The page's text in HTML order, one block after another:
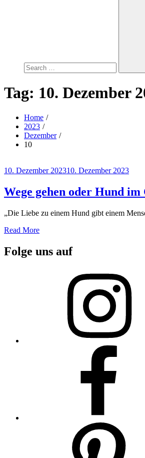
Tag: 10. Dezember
Home
2023
Dezember
10
Posted
10. Dezember 202310. Dezember 2023
Wege gehen oder Hund
„Die Liebe zu einem Hund gibt einem
Read More
Folge uns auf